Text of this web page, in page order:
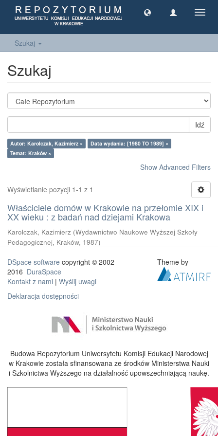
Szukaj
Szukaj
Idź
Autor: Karolczak, Kazimierz ×
Data wydania: [1980 TO 1989] ×
Temat: Kraków ×
Show Advanced Filters
Wyświetlanie pozycji 1-1 z 1
Właściciele domów w Krakowie na przełomie XIX i
XX wieku : z badań nad dziejami Krakowa
Karolczak, Kazimierz (Wydawnictwo Naukowe Wyższej Szkoły
Pedagogicznej, Kraków, 1987)
DSpace software copyright © 2002-
2016 DuraSpace
Kontakt z nami | Wyślij uwagi
Deklaracja dostępności
Theme by
Budowa Repozytorium Uniwersytetu Komisji Edukacji Narodowej
w Krakowie została sfinansowana ze środków Ministerstwa Nauki
i Szkolnictwa Wyższego na działalność upowszechniającą naukę.